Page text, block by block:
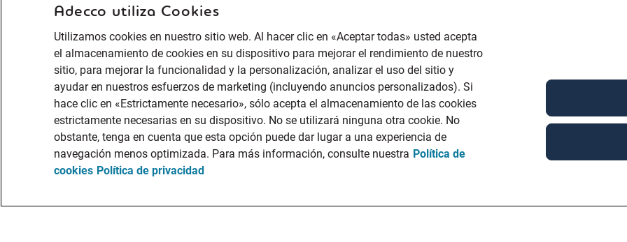
Adecco utiliza Cookies
Utilizamos cookies en nuestro sitio web. Al hacer clic en «Aceptar todas» usted acepta
el almacenamiento de cookies en su dispositivo para mejorar el rendimiento de nuestro
sitio, para mejorar la funcionalidad y la personalización, analizar el uso del sitio y
ayudar en nuestros esfuerzos de marketing (incluyendo anuncios personalizados). Si
hace clic en «Estrictamente necesario», sólo acepta el almacenamiento de las cookies
estrictamente necesarias en su dispositivo. No se utilizará ninguna otra cookie. No
obstante, tenga en cuenta que esta opción puede dar lugar a una experiencia de
navegación menos optimizada. Para más información, consulte nuestra Política de
cookies Política de privacidad